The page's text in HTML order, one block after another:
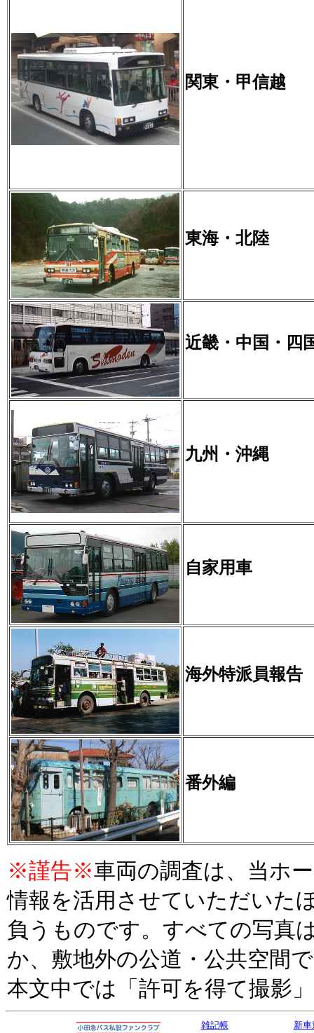
関東・甲信越
東海・北陸
近畿・中国・四
九州・沖縄
自家用車
海外特派員報告
番外編
※謹告※車両の調査は、当ホ
情報を活用させていただいた
負うものです。すべての写真
か、敷地外の公道・公共空間
本文中では「許可を得て撮影
雑記帳 新車